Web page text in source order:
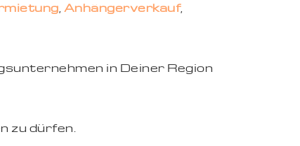
, Anhängerverkauf,
in Deiner Region
zu dürfen.